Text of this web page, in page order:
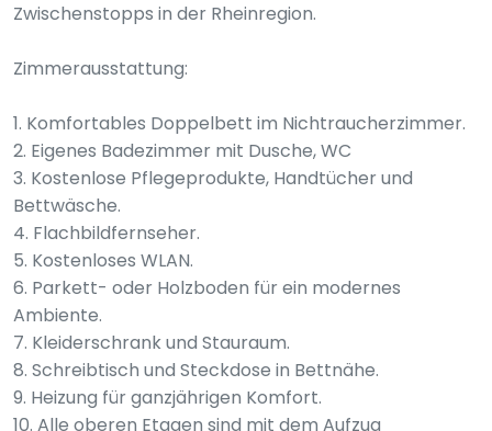
Zwischenstopps in der Rheinregion.
Zimmerausstattung:
1. Komfortables Doppelbett im Nichtraucherzimmer.
2. Eigenes Badezimmer mit Dusche, WC
3. Kostenlose Pflegeprodukte, Handtücher und
Bettwäsche.
4. Flachbildfernseher.
5. Kostenloses WLAN.
6. Parkett- oder Holzboden für ein modernes
Ambiente.
7. Kleiderschrank und Stauraum.
8. Schreibtisch und Steckdose in Bettnähe.
9. Heizung für ganzjährigen Komfort.
10. Alle oberen Etagen sind mit dem Aufzug